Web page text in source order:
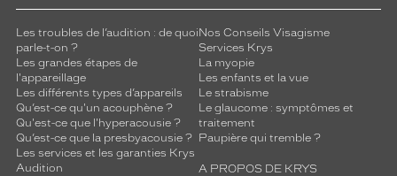
Les troubles de l’audition : de quoi
parle-t-on ?
Les grandes étapes de
l'appareillage
Les différents types d’appareils
Qu’est-ce qu'un acouphène ?
Qu'est-ce que l'hyperacousie ?
Qu’est-ce que la presbyacousie ?
Les services et les garanties Krys
Audition
Nos Conseils Visagisme
Services Krys
La myopie
Les enfants et la vue
Le strabisme
Le glaucome : symptômes et
traitement
Paupière qui tremble ?
A PROPOS DE KRYS